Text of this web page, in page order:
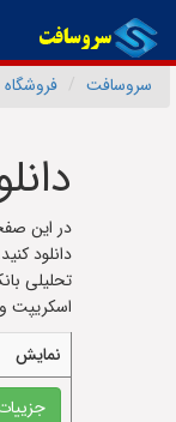
سروسافت فروشگاه
در این
دانلود
اسکریپت و php، ای اس پی دات نت، پایتون و غیره در این صفحه قرار دارد.
نمایش